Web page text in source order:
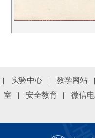
| 实验中心 | 教学网站 |
室
| 安全教育 | 微信电